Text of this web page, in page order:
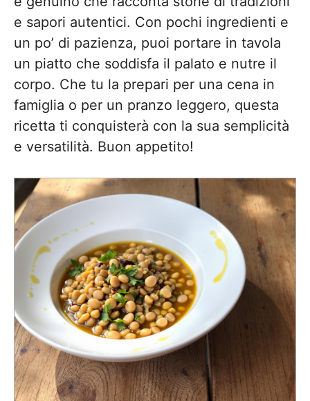
e sapori autentici. Con pochi ingredienti e
un po’ di pazienza, puoi portare in tavola
un piatto che soddisfa il palato e nutre il
corpo. Che tu la prepari per una cena in
famiglia o per un pranzo leggero, questa
ricetta ti conquisterà con la sua semplicità
e versatilità. Buon appetito!